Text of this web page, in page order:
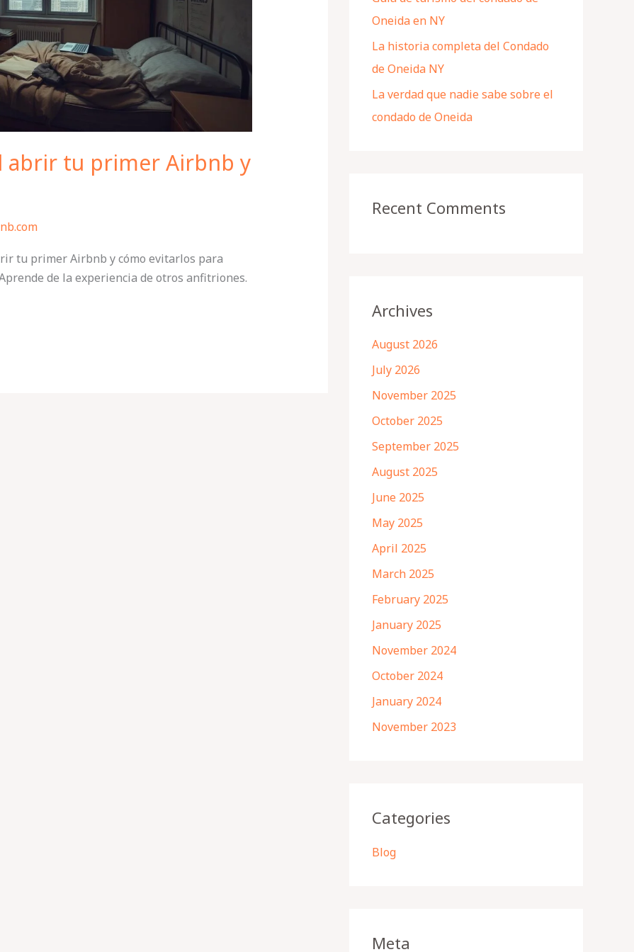
abrir tu primer Airbnb y
tu primer Airbnb y cómo evitarlos para
de la experiencia de otros anfitriones.
Oneida en NY
La historia completa del Condado
de Oneida NY
La verdad que nadie sabe sobre el
condado de Oneida
Recent Comments
Archives
August 2026
July 2026
November 2025
October 2025
September 2025
August 2025
June 2025
May 2025
April 2025
March 2025
February 2025
January 2025
November 2024
October 2024
January 2024
November 2023
Categories
Blog
Meta